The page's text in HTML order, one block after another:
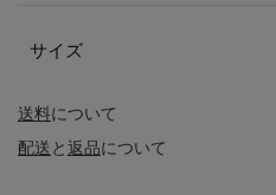
送料について
配送と返品について
サイズ